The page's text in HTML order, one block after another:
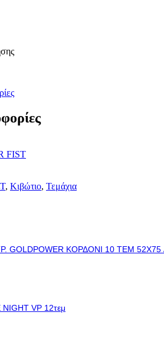
FIST
, Κιβώτιο, Τεμάχια
ΚΟΡΔΟΝΙ 10 ΤΕΜ 52X75
NIGHT VP 12τεμ